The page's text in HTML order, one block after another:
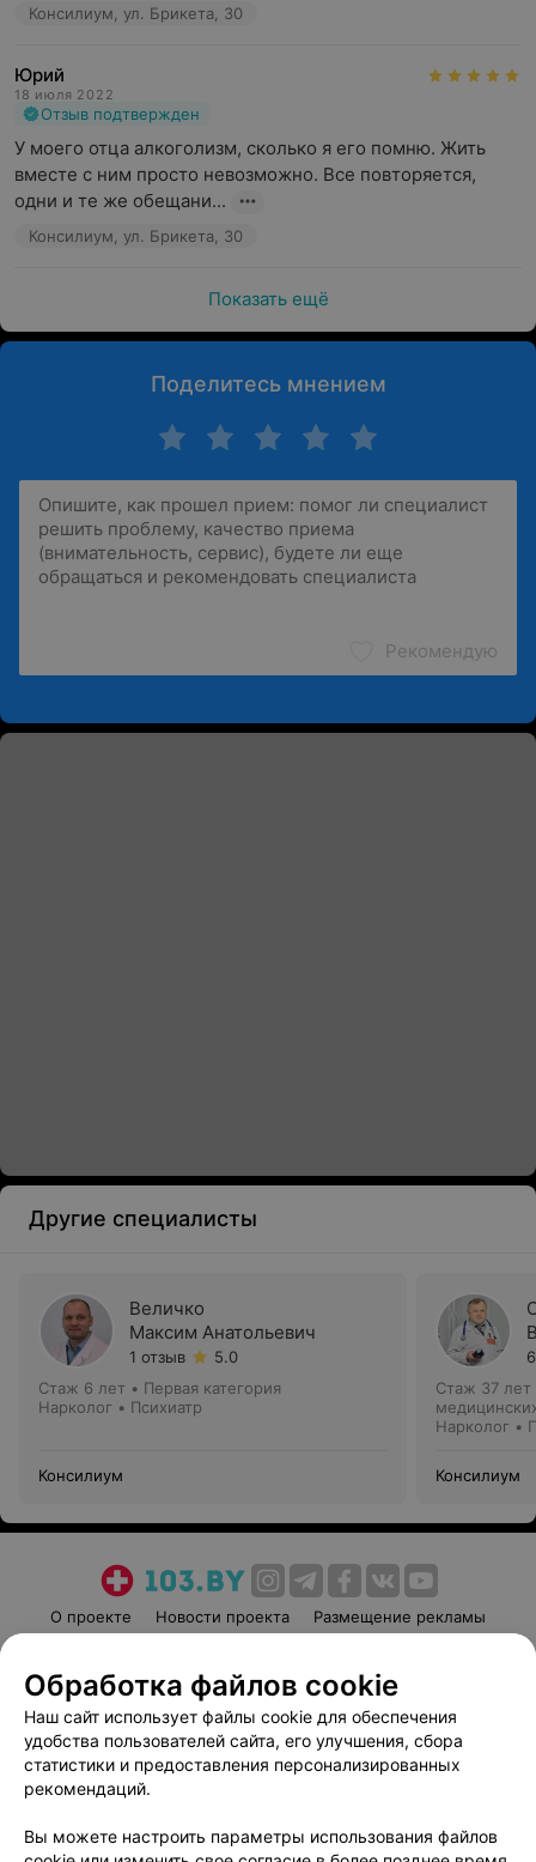
Консилиум, ул. Брикета, 30
Юрий
18 июля 2022
Отзыв подтвержден
У моего отца алкоголизм, сколько я его помню. Жить
вместе с ним просто невозможно. Все повторяется,
одни и те же обещани...
Консилиум, ул. Брикета, 30
Показать ещё
Поделитесь мнением
Рекомендую
Другие специалисты
Величко
Максим Анатольевич
1 отзыв
5.0
Стаж 6 лет • Первая категория
Нарколог • Психиатр
Консилиум
Стаж 37 лет
Нарколог •
Консилиум
О проекте Новости проекта
Размещение рекламы
Пользовательское соглашение
Способы оплаты
Вакансии
Партнеры
Написать руководителю 103.by
Обработка персональных данных
Обработка файлов cookie
Наш сайт использует файлы cookie для обеспечения
удобства пользователей сайта, его улучшения, сбора
статистики и предоставления персонализированных
рекомендаций.
Вы можете настроить параметры использования файлов